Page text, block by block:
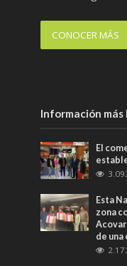
CONOCER MÁS
Información más
El
Esta
zona
de una